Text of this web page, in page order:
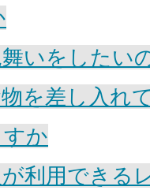
いをしたい
を差し入れ
か
利用できる